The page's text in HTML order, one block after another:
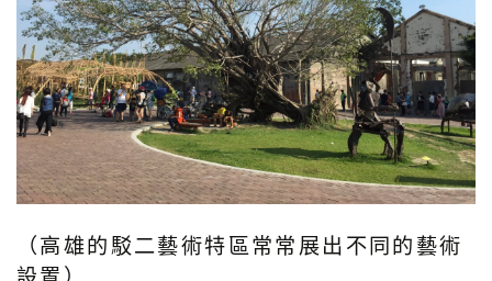
（高雄的駁二藝術特區常常展出不同的藝術